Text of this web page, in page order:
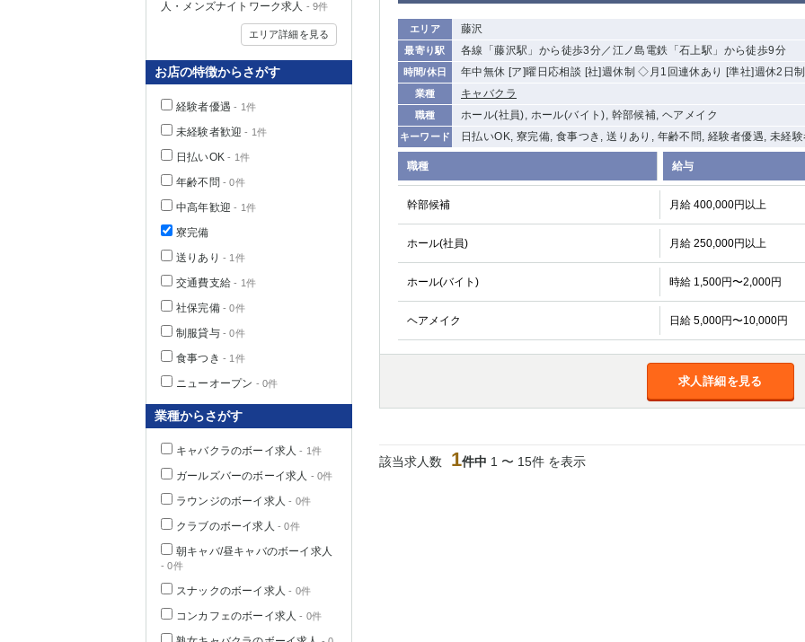
エリア 藤沢
最寄り駅 各線「藤沢駅」から徒歩3分／江ノ島電鉄「石上駅」から徒歩9分
時間/休日 年中無休 [ア]曜日応相談 [社]週休制 ◇月1回連休あり [準社]週休2日制
業種 キャバクラ
職種 ホール(社員), ホール(バイト), 幹部候補, ヘアメイク
キーワード 日払いOK, 寮完備, 食事つき, 送りあり, 年齢不問, 経験者優遇, 未経
職種 給与
幹部候補 月給 400,000円以上
ホール(社員) 月給 250,000円以上
ホール(バイト) 時給 1,500円〜2,000円
ヘアメイク 日給 5,000円〜10,000円
求人詳細を見る
該当求人数 1件中 1 〜 15件 を表示
人・メンズナイトワーク求人 - 9件
エリア詳細を見る
お店の特徴からさがす
経験者優遇 - 1件
未経験者歓迎 - 1件
日払いOK - 1件
年齢不問 - 0件
中高年歓迎 - 1件
寮完備
送りあり - 1件
交通費支給 - 1件
社保完備- 0件
制服貸与- 0件
食事つき - 1件
ニューオープン - 0件
業種からさがす
キャバクラのボーイ求人 - 1件
ガールズバーのボーイ求人 - 0件
ラウンジのボーイ求人 - 0件
クラブのボーイ求人 - 0件
朝キャバ/昼キャバのボーイ求人
- 0件
スナックのボーイ求人 - 0件
コンカフェのボーイ求人 - 0件
から徒歩10分
①歌舞伎町 ②
新宿
①東武練馬 ②
成増・板橋 ③
大山 ②池袋
池袋東口 金町 大井町
下赤塚 竹ノ塚 三鷹
荻窪
浅草 新小岩
幡ヶ谷
五井
関内 横浜 川崎
溝の口
新横浜
武蔵小杉
小田原
横浜・桜木町
関内・馬車道・
日ノ出町
武蔵新城
茅ヶ崎 戸塚 たまプラーザ
大船
厚木
桜木町
志木
川越
獨協大学前
加松原＞
千葉県 船橋 津田沼
茨城県